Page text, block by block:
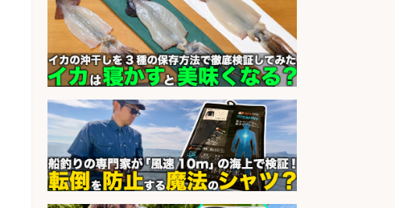
円〜」日払いOK!広島市佐伯区でお
魚のパック詰めや品出しスタッフ/
未経験歓迎×残業少なめ×週4日〜
OK/広島県/広島市西区
会社名 株式会社ホットスタッフ五日市
sponsored by 求人ボックス
日払いOKで即日収入/製造スタッフ/
住み込み求人はココ/20代～40代が
活躍中/釣り具メーカーでの工場ス